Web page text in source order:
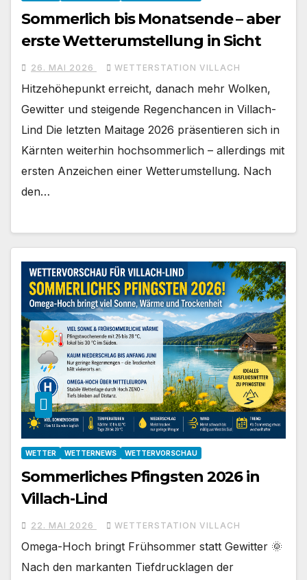
Sommerlich bis Monatsende – aber
erste Wetterumstellung in Sicht
26. MAI 2026 WETTERSTATION VILLACH
Hitzehöhepunkt erreicht, danach mehr Wolken,
Gewitter und steigende Regenchancen in Villach-
Lind Die letzten Maitage 2026 präsentieren sich in
Kärnten weiterhin hochsommerlich – allerdings mit
ersten Anzeichen einer Wetterumstellung. Nach
den…
WETTER WETTERNEWS WETTERVORSCHAU
Sommerliches Pfingsten 2026 in
Villach-Lind
22. MAI 2026 WETTERSTATION VILLACH
Omega-Hoch bringt Frühsommer statt Gewitter 🌞
Nach den markanten Tiefdrucklagen der